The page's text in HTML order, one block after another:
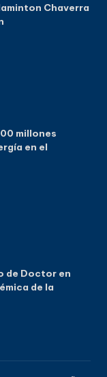
Chaverra
millones
en el
de Doctor en
de la